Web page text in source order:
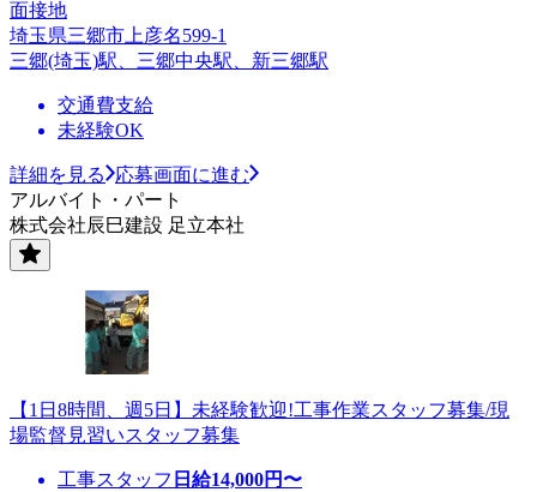
面接地
埼玉県三郷市上彦名599-1
三郷(埼玉)駅、三郷中央駅、新三郷駅
交通費支給
未経験OK
詳細を見る
応募画面に進む
アルバイト・パート
株式会社辰巳建設 足立本社
【1日8時間、週5日】未経験歓迎!工事作業スタッフ募集/現
場監督見習いスタッフ募集
工事スタッフ 日給14,000円〜